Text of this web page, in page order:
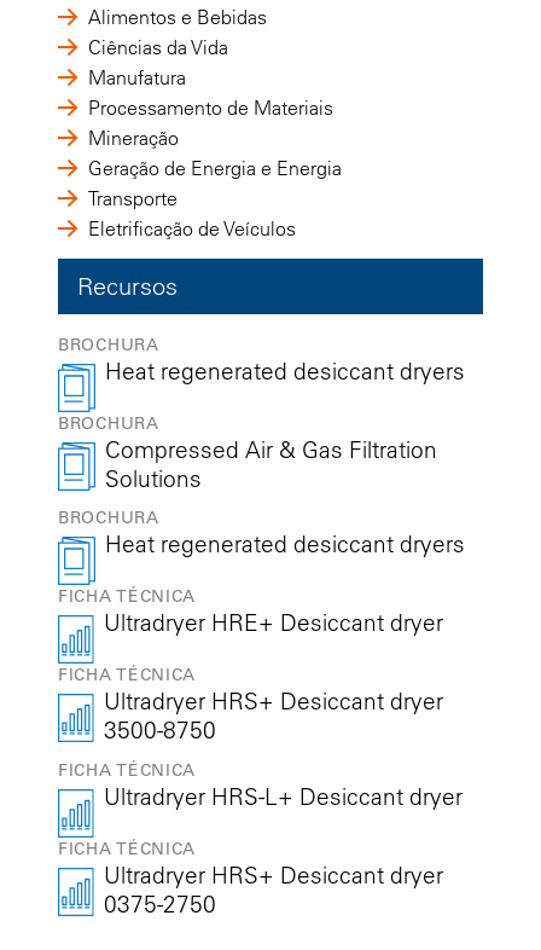
Alimentos e Bebidas
Ciências da Vida
Manufatura
Processamento de Materiais
Mineração
Geração de Energia e Energia
Transporte
Eletrificação de Veículos
Recursos
BROCHURA
Heat regenerated desiccant dryers
BROCHURA
Compressed Air & Gas Filtration
Solutions
BROCHURA
Heat regenerated desiccant dryers
FICHA TÉCNICA
Ultradryer HRE+ Desiccant dryer
FICHA TÉCNICA
Ultradryer HRS+ Desiccant dryer
3500-8750
FICHA TÉCNICA
Ultradryer HRS-L+ Desiccant dryer
FICHA TÉCNICA
Ultradryer HRS+ Desiccant dryer
0375-2750